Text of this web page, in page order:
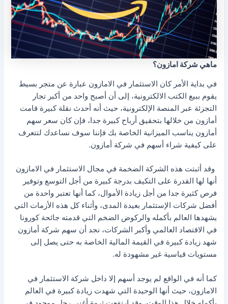
ماهي شركة امازون؟
في بداية الأمر كان الاستثمار في الامازون عبارة عن متجر بسيط
يقوم ببيع الكتب الالكترونية، إلى أن أصبح واحد من أكبر تجار
التجزئة عبر المنصة الإلكترونية، حيث أنه أحدث نقلة كبيرة قامت
أمازون من خلالها بتحقيق أرباح كبيرة جدا، فإن كان سعر سهم
أمازون يناسب الميزانية الخاصة بك فإننا سوف نساعدك لتتعرف
على كيفية شراء أسهم في شركة أمازون.
وقد أثبتت هذه الشركة الضخمة في مجال الاستثمار في الامازون
أنها لها القدرة على التكيف بدرجة كبيرة من أجل التوسع وتوفير
فرص كثيرة جدا من أجل زيادة الأموال، كما أنها تعتبر واحدة من
أفضل شركات الإستثمار بعيدة المدى، وأثناء كل هذه الأزمات التي
يشهدها العالم بأكمله والركوض الضخم التي قدمته جائحة كورونا
في الاقتصاد العالمي وأكبر الشركات، نجد أن سهم شركة أمازون
شهد زيادة كبيرة في القيمة المالية الخاصة به حتى يصل إلى
مستويات قياسية غير مشهودة له.
كما أنه في الواقع لم يوجد أسهم إلا داخل شركة الاستثمار في
الامازون، حيث أنها الوحيدة التي شهدت زيادة كبيرة في العالم